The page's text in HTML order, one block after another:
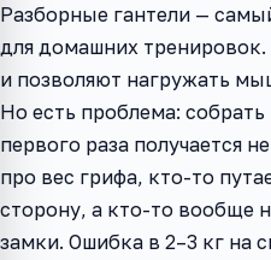
Разборные гантели —
для домашних
и позволяют нагружать
Но есть проблема: собрать
первого раза получается
про вес грифа, кто-то
сторону, а кто-то вообще
замки. Ошибка в 2–3 кг на